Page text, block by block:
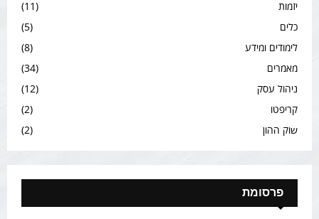
יזמות
(11)
כלים
(5)
לימודים ומידע
(8)
מאמרים
(34)
ניהול עסק
(12)
קריפטו
(2)
שוק ההון
(2)
פרסומת